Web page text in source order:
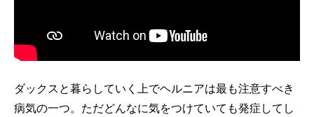
ダックスと暮らしていく上でヘルニアは最も注意すべき
病気の一つ。ただどんなに気をつけていても発症してし